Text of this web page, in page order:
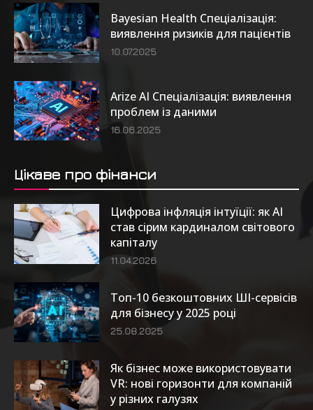
Bayesian Health Спеціалізація:
виявлення ризиків для пацієнтів
10.07.2025
Arize AI Спеціалізація: виявлення
проблем із даними
16.06.2025
Цікаве про фінанси
Цифрова інфляція інтуїції: як AI
став сірим кардиналом світового
капіталу
11.04.2026
Топ-10 безкоштовних ШІ-сервісів
для бізнесу у 2025 році
25.08.2025
Як бізнес може використовувати
VR: нові горизонти для компаній
у різних галузях